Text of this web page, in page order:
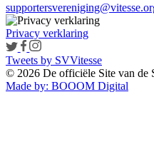
Privacy verklaring
Tweets by SVVitesse
© 2026 De officiële Site van de
Made by: BOOOM Digital